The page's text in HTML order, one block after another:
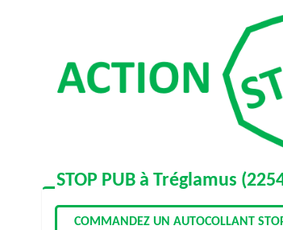
STOP PUB à Tréglamus
COMMANDEZ UN AUTOCOLLANT